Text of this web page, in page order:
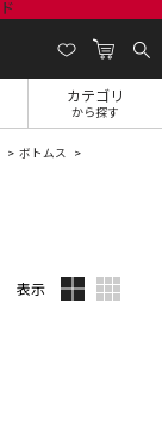
カテゴリ
から探す
ボトムス
表示